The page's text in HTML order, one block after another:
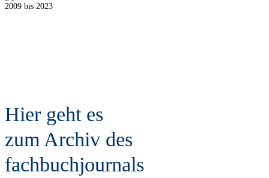
2009 bis 2023
Hier geht es
zum Archiv des
fachbuchjournals